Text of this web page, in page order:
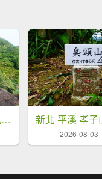
新北 平溪 石燭尖、九龍山、無名尖、中埔崙
2026-08-03